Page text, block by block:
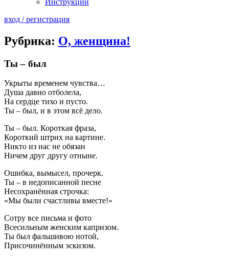
вход / регистрация
Рубрика: О, женщина!
Ты – был
Укрыты временем чувства…
Душа давно отболела,
На сердце тихо и пусто.
Ты – был, и в этом всё дело.
Ты – был. Короткая фраза,
Короткий штрих на картине.
Никто из нас не обязан
Ничем друг другу отныне.
Ошибка, вымысел, прочерк.
Ты – в недописанной песне
Несохранённая строчка:
«Мы были счастливы вместе!»
Сотру все письма и фото
Всесильным женским капризом.
Ты был фальшивою нотой,
Присочинённым эскизом.